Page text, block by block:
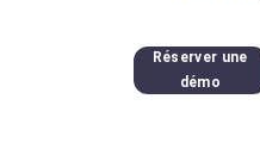
Réserver une
démo